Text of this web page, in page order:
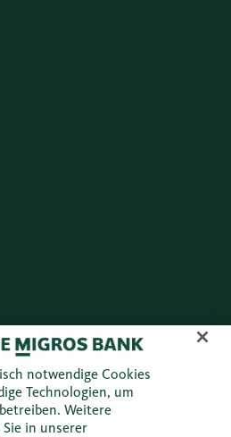
Instagram Youtube
notwendige Cookies
Technologien, um
Weitere
in unserer